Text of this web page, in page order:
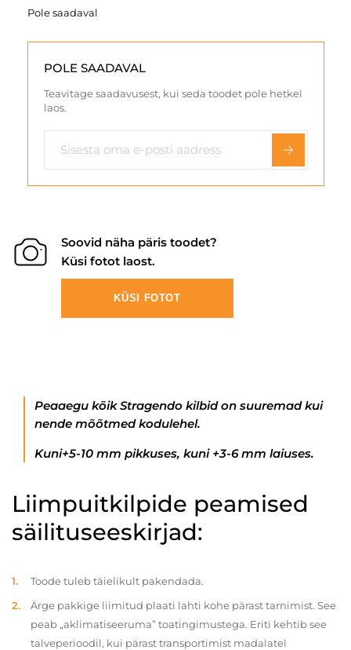
Pole saadaval
POLE SAADAVAL
Teavitage saadavusest, kui seda toodet pole hetkel
laos.
Soovid näha päris toodet?
Küsi fotot laost.
KÜSI FOTOT
Peaaegu kõik Stragendo kilbid on suuremad kui
nende mõõtmed kodulehel.
Kuni+5-10 mm pikkuses, kuni +3-6 mm laiuses.
Liimpuitkilpide peamised
säilituseeskirjad:
Toode tuleb täielikult pakendada.
Ärge pakkige liimitud plaati lahti kohe pärast tarnimist. See
peab „aklimatiseeruma” toatingimustega. Eriti kehtib see
talveperioodil, kui pärast transportimist madalatel